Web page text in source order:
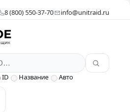
8 (800) 550-37-70 info@unitraid.ru
ID Название Авто